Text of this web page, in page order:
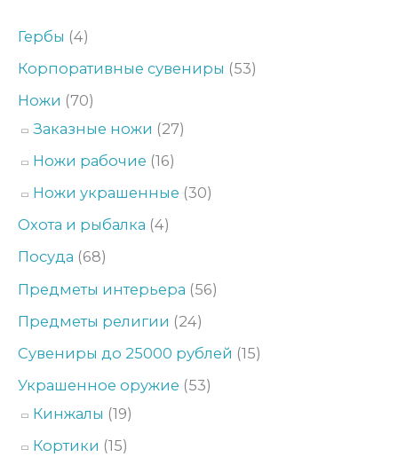
я
ц
е
н
а
я
Гербы (4)
Корпоративные сувениры (53)
Ножи (70)
Заказные ножи (27)
Ножи рабочие (16)
Ножи украшенные (30)
Охота и рыбалка (4)
Посуда (68)
Предметы интерьера (56)
Предметы религии (24)
Сувениры до 25000 рублей (15)
Украшенное оружие (53)
Кинжалы (19)
Кортики (15)